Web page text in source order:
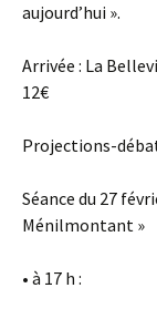
aujourd’hui ».
Arrivée : La
12€
Projections-
Séance du 27
Ménilmontant »
• à 17 h :